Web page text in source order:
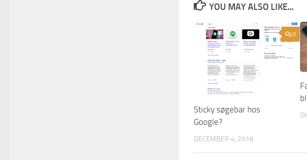
YOU MAY ALSO LIKE...
0
Sticky søgebar hos
Google?
DECEMBER 4, 2018